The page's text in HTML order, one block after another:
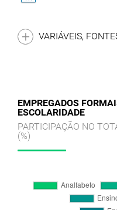
VARIÁVEIS,
EMPREGADOS
ESCOLARIDADE
PARTICIPAÇÃO NO
(%)